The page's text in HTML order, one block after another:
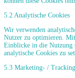
5.2 Analytische Cookies
Wir verwenden
Nutzer zu optimieren.
Einblicke in die Nutzung
analytische Cookies zu
5.3 Marketing- /